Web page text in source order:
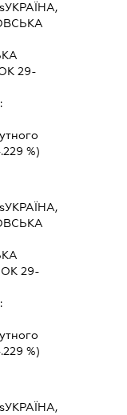
УКРАЇНА,
29-
%)
УКРАЇНА,
29-
%)
УКРАЇНА,